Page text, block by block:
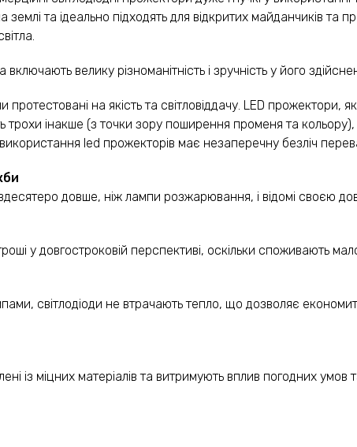
землі та ідеально підходять для відкритих майданчиків та
велику різноманітність і зручність у його
протестовані на якість та світловіддачу. LED прожектори,
інакше (з точки зору поширення променя та кольору),
led прожекторів має незаперечну безліч
довше, ніж лампи розжарювання, і відомі своєю
у довгостроковій перспективі, оскільки споживають мало
світлодіоди не втрачають тепло, що дозволяє
із міцних матеріалів та витримують вплив погодних умов